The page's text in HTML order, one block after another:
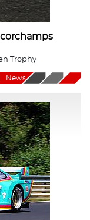
Trophy
News